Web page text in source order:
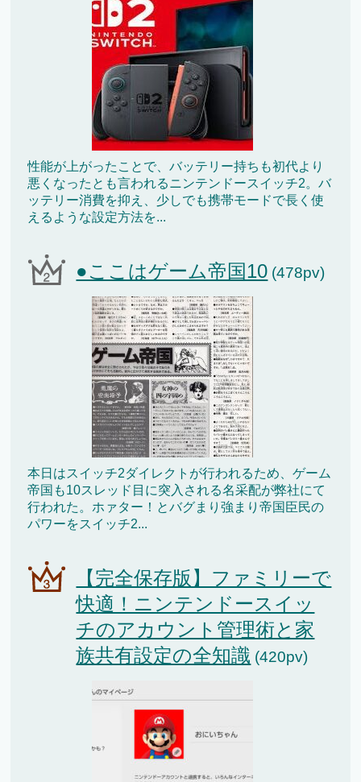
性能が上がったことで、バッテリー持ちも初代より
悪くなったとも言われるニンテンドースイッチ2。バ
ッテリー消費を抑え、少しでも携帯モードで長く使
えるような設定方法を...
●ここはゲーム帝国10 (478pv)
本日はスイッチ2ダイレクトが行われるため、ゲーム
帝国も10スレッド目に突入される名采配が弊社にて
行われた。ホァター！とバグまり強まり帝国臣民の
パワーをスイッチ2...
【完全保存版】ファミリーで
快適！ニンテンドースイッ
チのアカウント管理術と家
族共有設定の全知識 (420pv)